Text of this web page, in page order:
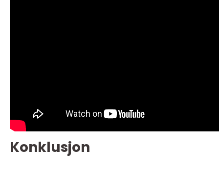
Konklusjon